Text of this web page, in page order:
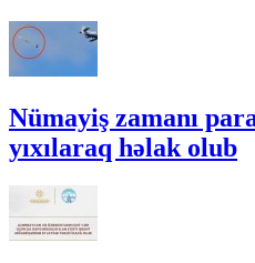
Nümayiş zamanı
yıxılaraq həlak olub